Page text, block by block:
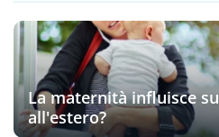
La maternità influisce
all'estero?